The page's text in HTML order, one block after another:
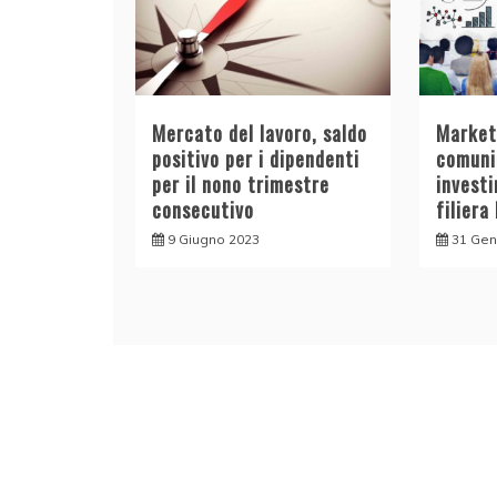
Mercato del lavoro, saldo
positivo per i dipendenti
per il nono trimestre
consecutivo
9 Giugno 2023
filiera
31